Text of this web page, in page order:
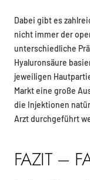
Dabei gibt es
nicht immer der
unterschiedliche
Hyaluronsäure
jeweiligen
Markt eine große
die Injektionen
Arzt durchgeführt
FAZIT –